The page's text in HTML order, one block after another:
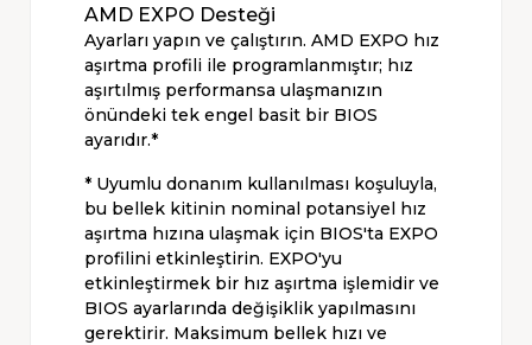
AMD EXPO Desteği
Ayarları yapın ve çalıştırın. AMD EXPO hız
aşırtma profili ile programlanmıştır; hız
aşırtılmış performansa ulaşmanızın
önündeki tek engel basit bir BIOS
ayarıdır.*
* Uyumlu donanım kullanılması koşuluyla,
bu bellek kitinin nominal potansiyel hız
aşırtma hızına ulaşmak için BIOS'ta EXPO
profilini etkinleştirin. EXPO'yu
etkinleştirmek bir hız aşırtma işlemidir ve
BIOS ayarlarında değişiklik yapılmasını
gerektirir. Maksimum bellek hızı ve